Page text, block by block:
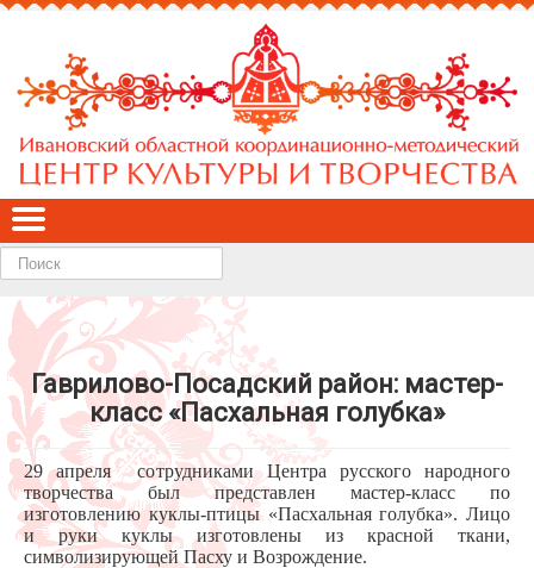
Найти
Гаврилово-Посадский район: мастер-
класс «Пасхальная голубка»
29 апреля сотрудниками Центра русского народного
творчества был представлен мастер-класс по
изготовлению куклы-птицы «Пасхальная голубка». Лицо
и руки куклы изготовлены из красной ткани,
символизирующей Пасху и Возрождение.